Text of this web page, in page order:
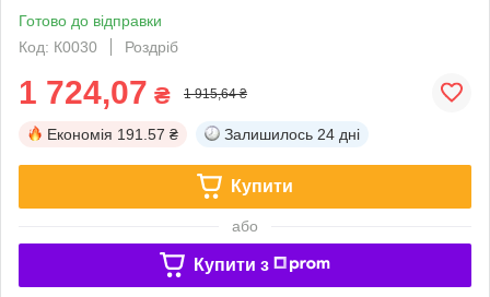
Готово до відправки
Код: К0030
Роздріб
1 724,07 ₴ 1 915,64 ₴
Економія 191.57 ₴ Залишилось 24 дні
Купити
або
Купити з